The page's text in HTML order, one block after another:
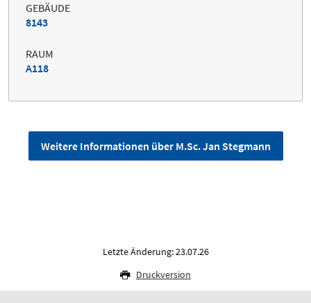
GEBÄUDE
8143
RAUM
A118
Weitere Informationen über M.Sc. Jan Stegmann
Letzte Änderung: 23.07.26
Druckversion